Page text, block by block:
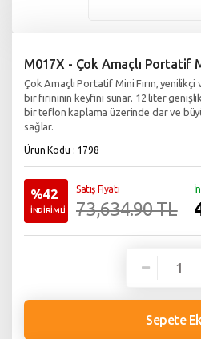
M017X - Çok Amaçlı Portatif
Çok Amaçlı Portatif Mini Fırın, yenilikçi
bir fırınının keyfini sunar. 12 liter
bir teflon kaplama üzerinde dar ve
sağlar.
Ürün Kodu : 1798
%42
İNDİRİMLİ
Satış Fiyatı
73,634.90 TL
Sepete